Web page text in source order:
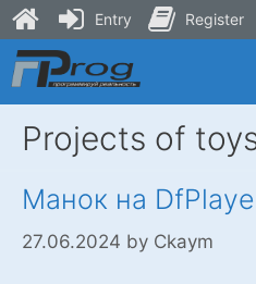
Skip
to
content
Projects of
Манок на
27.06.2024 by Ckaym
Entry Register